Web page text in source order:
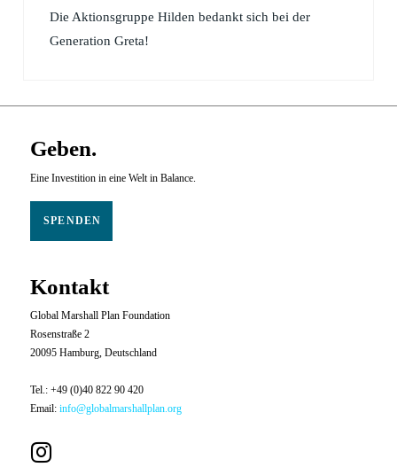
Die Aktionsgruppe Hilden bedankt sich bei der
Generation Greta!
Geben.
Eine Investition in eine Welt in Balance.
SPENDEN
Kontakt
Global Marshall Plan Foundation
Rosenstraße 2
20095 Hamburg, Deutschland
Tel.: +49 (0)40 822 90 420
Email: info@globalmarshallplan.org